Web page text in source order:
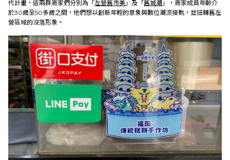
代計畫，這兩群商家們分別為「左營舊市美 」及「舊城潮 」，商家成員年齡介
於30歲至50多歲之間，他們想以創新年輕的意象與數位潮流接軌，並扭轉舊左
營區域的沒落形象。